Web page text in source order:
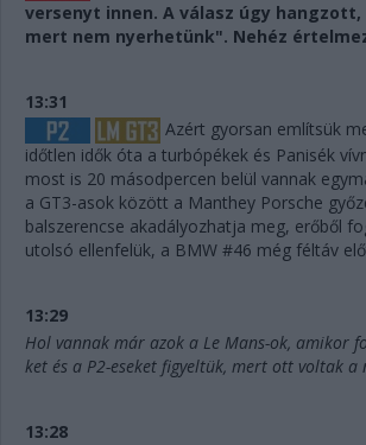
versenyt innen. A válasz úgy
mert nem nyerhetünk". Nehéz
13:31
Azért gyorsan említsük
időtlen idők óta a turbópékek és Panisék
most is 20 másodpercen belül vannak
a GT3-asok között a Manthey Porsche
balszerencse akadályozhatja meg, erőből
utolsó ellenfelük, a BMW #46 még féltáv
13:29
Hol vannak már azok a Le Mans-ok, amikor
ket és a P2-eseket figyeltük, mert ott voltak a
13:28